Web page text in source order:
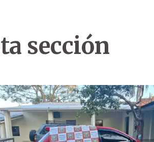
sección